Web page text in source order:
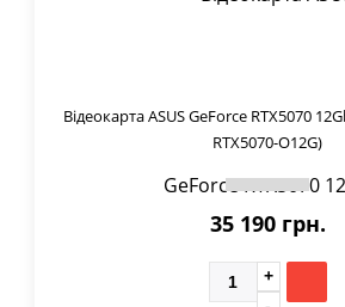
Відеокарта ASUS GeForce RTX5070
RTX5070-O12G)
35 190 грн.